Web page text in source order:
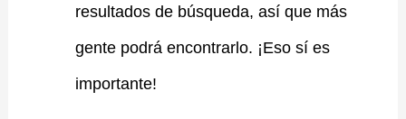
resultados de búsqueda, así que más
gente podrá encontrarlo. ¡Eso sí es
importante!